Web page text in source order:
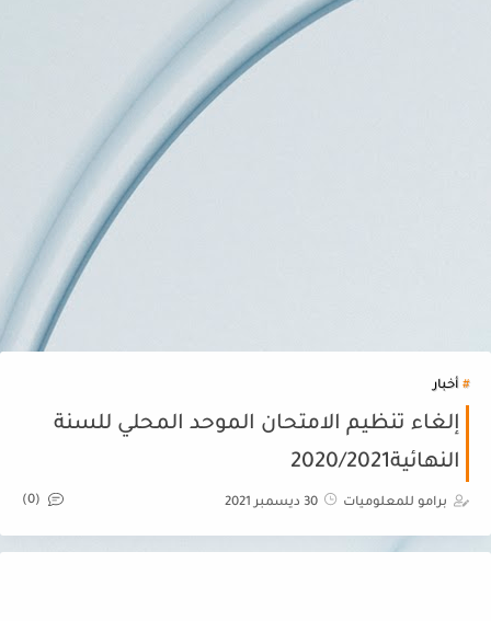
أخبار
إلغاء تنظيم الامتحان الموحد المحلي للسنة
النهائية2020/2021
برامو للمعلوميات 30 ديسمبر 2021 (0)